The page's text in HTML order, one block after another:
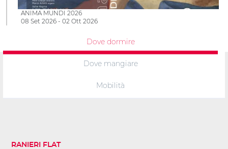
ANIMA MUNDI 2026
08 Set 2026 - 02 Ott 2026
Dove dormire
Dove mangiare
Mobilità
RANIERI FLAT